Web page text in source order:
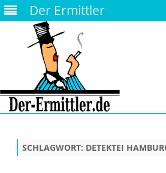
Der Ermittler
SCHLAGWORT: DETEKTEI